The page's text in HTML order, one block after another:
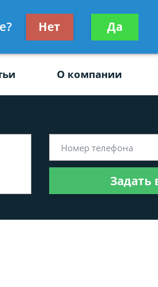
консультацию
бесплатно
О компании
Задать
Нет Да